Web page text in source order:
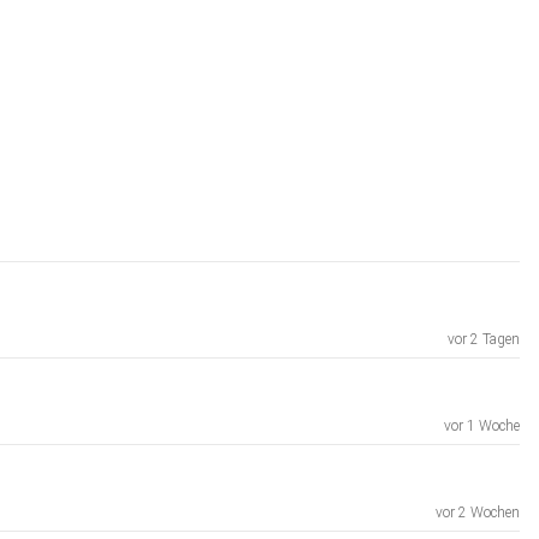
vor 2 Tagen
vor 1 Woche
vor 2 Wochen